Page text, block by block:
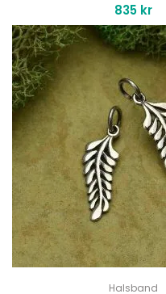
835 kr
Halsband